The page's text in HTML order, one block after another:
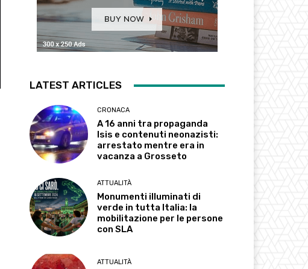
LATEST ARTICLES
CRONACA
A 16 anni tra propaganda
Isis e contenuti neonazisti:
arrestato mentre era in
vacanza a Grosseto
ATTUALITÀ
Monumenti illuminati di
verde in tutta Italia: la
mobilitazione per le persone
con SLA
ATTUALITÀ